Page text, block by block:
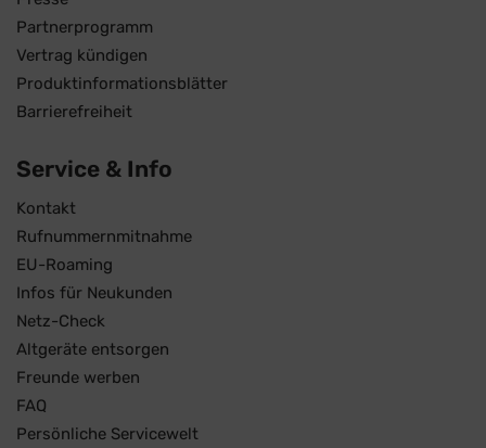
Partnerprogramm
Vertrag kündigen
Produktinformationsblätter
Barrierefreiheit
Service & Info
Kontakt
Rufnummernmitnahme
EU-Roaming
Infos für Neukunden
Netz-Check
Altgeräte entsorgen
Freunde werben
FAQ
Persönliche Servicewelt